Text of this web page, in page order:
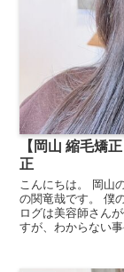
【岡山 縮毛矯
正
こんにちは。 岡山
の関竜哉です。 僕
ログは美容師さん
すが、わからない